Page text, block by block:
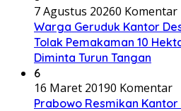
7 Agustus 20260 Komentar
Warga Geruduk Kantor
Tolak Pemakaman 10
Diminta Turun Tangan
6
16 Maret 20190 Komentar
Prabowo Resmikan